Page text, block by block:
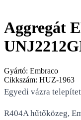
Aggregát
Gyártó: Embraco
Cikkszám: HUZ-1963
Egyedi vázra
R404A hűtőközeg,